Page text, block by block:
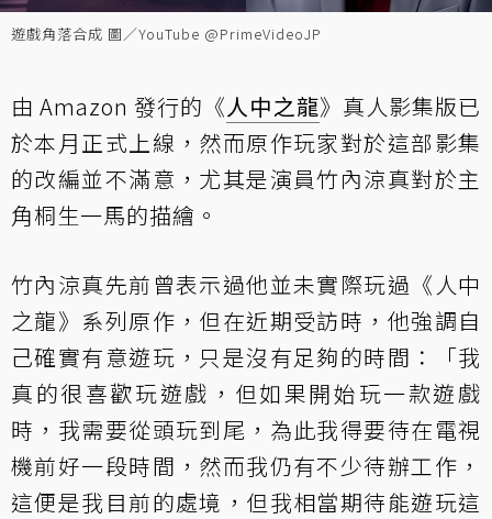
遊戲角落合成 圖／YouTube @PrimeVideoJP
由 Amazon 發行的《人中之龍》真人影集版已
於本月正式上線，然而原作玩家對於這部影集
的改編並不滿意，尤其是演員竹內涼真對於主
角桐生一馬的描繪。
竹內涼真先前曾表示過他並未實際玩過《人中
之龍》系列原作，但在近期受訪時，他強調自
己確實有意遊玩，只是沒有足夠的時間：「我
真的很喜歡玩遊戲，但如果開始玩一款遊戲
時，我需要從頭玩到尾，為此我得要待在電視
機前好一段時間，然而我仍有不少待辦工作，
這便是我目前的處境，但我相當期待能遊玩這